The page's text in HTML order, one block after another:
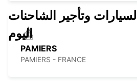
PAMIERS
PAMIERS - FRANCE
وتأجير الشاحنات
اليوم